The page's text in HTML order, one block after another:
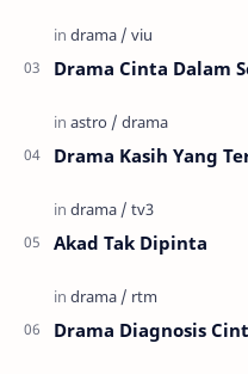
Drama Cinta Dalam
Drama Kasih Yang
Akad Tak Dipinta
Drama Diagnosis